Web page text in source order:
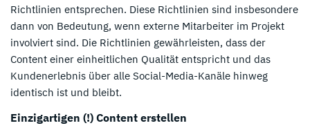
Richtlinien entsprechen. Diese Richtlinien sind insbesondere
dann von Bedeutung, wenn externe Mitarbeiter im Projekt
involviert sind. Die Richtlinien gewährleisten, dass der
Content einer einheitlichen Qualität entspricht und das
Kundenerlebnis über alle Social-Media-Kanäle hinweg
identisch ist und bleibt.
Einzigartigen (!) Content erstellen